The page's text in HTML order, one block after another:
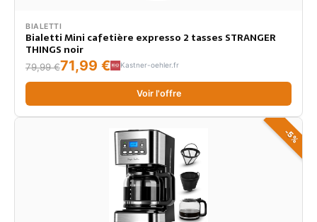
BIALETTI
Bialetti Mini cafetière expresso 2 tasses STRANGER
THINGS noir
79,99 €71,99 € Kastner-oehler.fr
Voir l'offre
-5%